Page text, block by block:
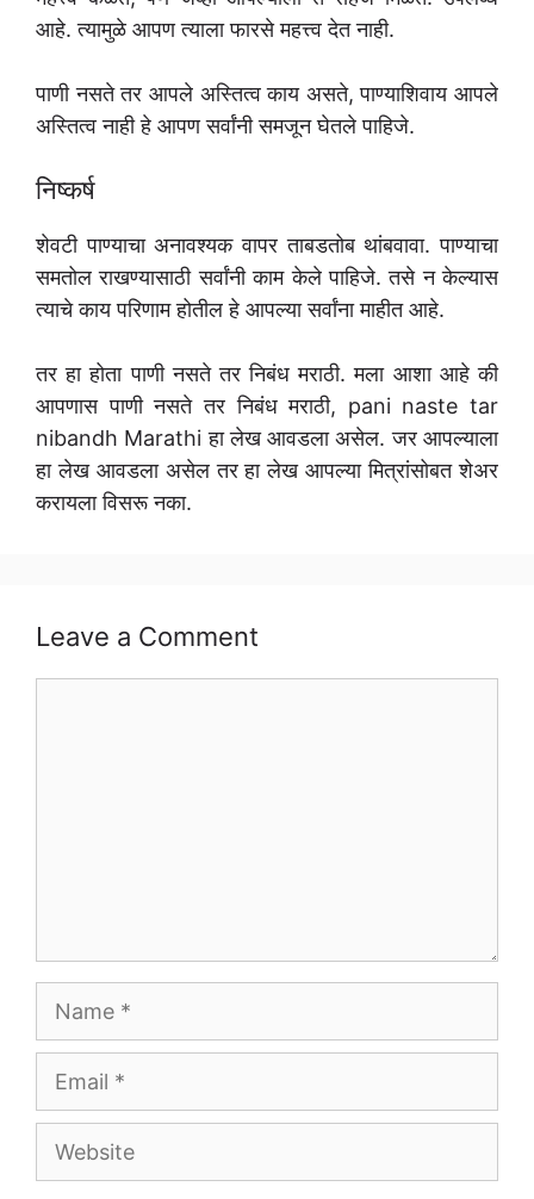
आहे. त्यामुळे आपण त्याला फारसे महत्त्व देत नाही.
पाणी नसते तर आपले अस्तित्व काय असते, पाण्याशिवाय आपले
अस्तित्व नाही हे आपण सर्वांनी समजून घेतले पाहिजे.
निष्कर्ष
शेवटी पाण्याचा अनावश्यक वापर ताबडतोब थांबवावा. पाण्याचा
समतोल राखण्यासाठी सर्वांनी काम केले पाहिजे. तसे न केल्यास
त्याचे काय परिणाम होतील हे आपल्या सर्वांना माहीत आहे.
तर हा होता पाणी नसते तर निबंध मराठी. मला आशा आहे की
आपणास पाणी नसते तर निबंध मराठी, pani naste tar
nibandh Marathi हा लेख आवडला असेल. जर आपल्याला
हा लेख आवडला असेल तर हा लेख आपल्या मित्रांसोबत शेअर
करायला विसरू नका.
Leave a Comment
Website